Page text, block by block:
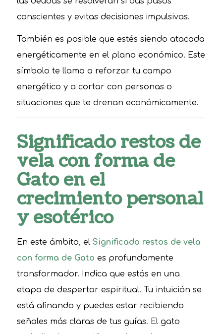
conscientes y evitas decisiones impulsivas.
También es posible que estés siendo atacada
energéticamente en el plano económico. Este
símbolo te llama a reforzar tu campo
energético y a cortar con personas o
situaciones que te drenan económicamente.
Significado restos de
vela con forma de
Gato en el
crecimiento personal
y esotérico
En este ámbito, el Significado restos de vela
con forma de Gato es profundamente
transformador. Indica que estás en una
etapa de despertar espiritual. Tu intuición se
está afinando y puedes estar recibiendo
señales más claras de tus guías. El gato